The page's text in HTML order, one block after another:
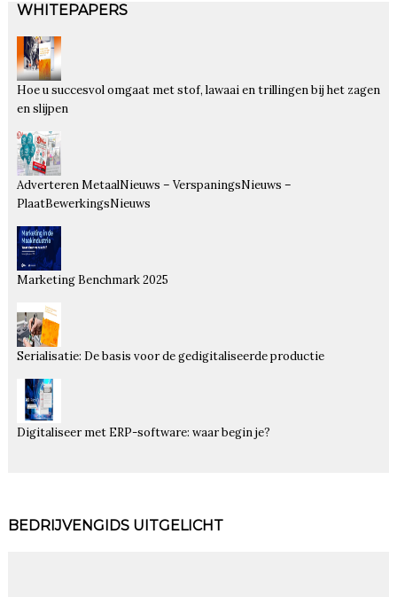
WHITEPAPERS
Hoe u succesvol omgaat met stof, lawaai en trillingen bij het zagen
en slijpen
Adverteren MetaalNieuws – VerspaningsNieuws –
PlaatBewerkingsNieuws
Marketing Benchmark 2025
Serialisatie: De basis voor de gedigitaliseerde productie
Digitaliseer met ERP-software: waar begin je?
BEDRIJVENGIDS UITGELICHT